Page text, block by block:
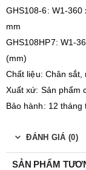
GHS108-6: W1-360
mm
GHS108HP7: W1-
(mm)
Chất liệu: Chân sắt,
Xuất xứ: Sản phẩm
Bảo hành: 12
ĐÁNH GIÁ (0)
SẢN PHẨM